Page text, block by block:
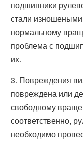
подшипники
стали
нормальному
проблема с
их.
3. Повреждения
повреждена или
свободному
соответственно,
необходимо